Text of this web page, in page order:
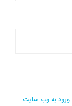
ورود به وب سایت